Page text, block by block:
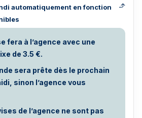
automatiquement en fonction
fera à l’agence avec une
de 3.5 €.
sera prête dès le prochain
sinon l’agence vous
de l’agence ne sont pas